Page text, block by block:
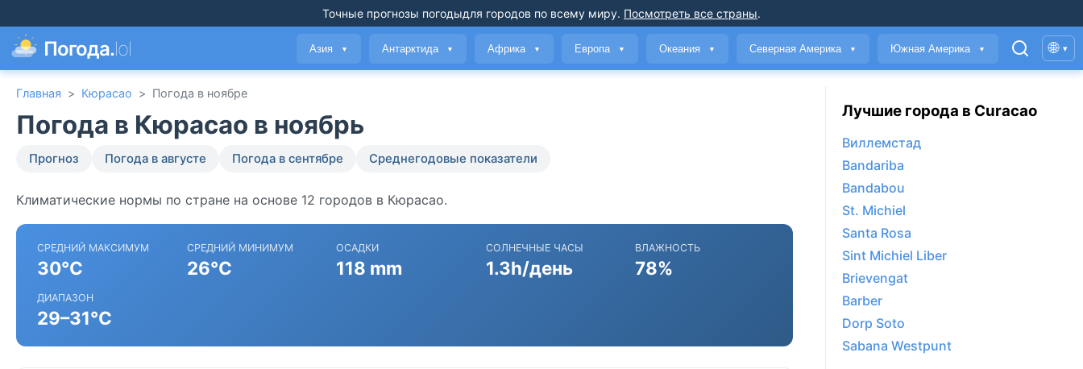
Точные прогнозы погодыдля городов по всему миру. Посмотреть все страны.
Погода.lol Азия ▼ Антарктида ▼ Африка ▼ Европа ▼ Океания ▼ Северная Америка ▼ Южная Америка ▼ 🌐 ▾
Главная > Кюрасао > Погода в ноябре
Погода в Кюрасао в ноябрь
Прогноз Погода в августе Погода в сентябре Среднегодовые показатели
Климатические нормы по стране на основе 12 городов в Кюрасао.
СРЕДНИЙ МАКСИМУМ
30°C
СРЕДНИЙ МИНИМУМ
26°C
ОСАДКИ
118 mm
СОЛНЕЧНЫЕ ЧАСЫ
1.3h/день
ВЛАЖНОСТЬ
78%
ДИАПАЗОН
29–31°C
Лучшие города в Curacao
Виллемстад
Bandariba
Bandabou
St. Michiel
Santa Rosa
Sint Michiel Liber
Brievengat
Barber
Dorp Soto
Sabana Westpunt